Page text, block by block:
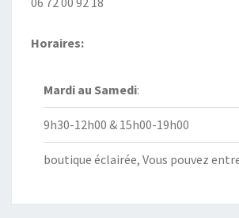
Horaires:
Mardi au Samedi:
9h30-12h00 & 15h00-19h00
boutique éclairée, Vous pouvez